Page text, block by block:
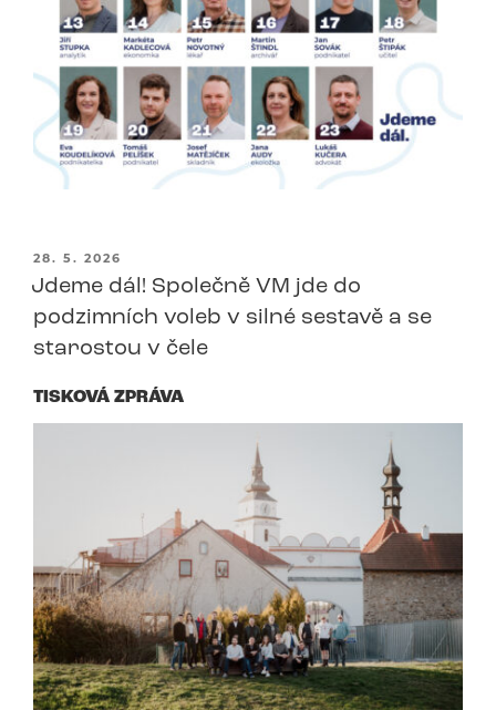
PUBLIKOVÁNO
28. 5. 2026
Jdeme dál! Společně VM jde do
podzimních voleb v silné sestavě a se
starostou v čele
TISKOVÁ ZPRÁVA